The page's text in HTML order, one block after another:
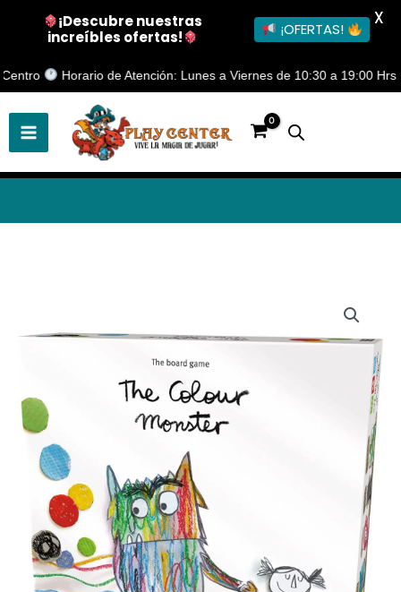
Horario de Atención: Lunes a Viernes de 10:30 a 19:00 Hrs.
Ir
al
contenido
cantidad
¡Descubre nuestras
increíbles ofertas!
¡OFERTAS!
X